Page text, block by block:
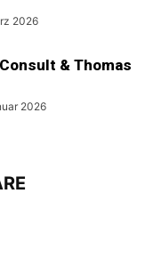
2026
& Thomas
2026